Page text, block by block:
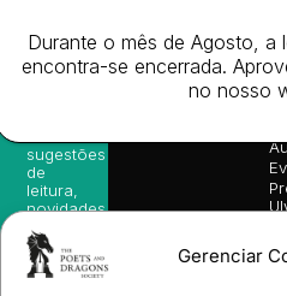
Gerenciar
da
nossa
newsletter
sugestões
de
leitura,
novidades
sobre
lançamentos,
vantagens
exclusivas
Durante o mês de Agosto, a
encontra-se encerrada.
no nosso